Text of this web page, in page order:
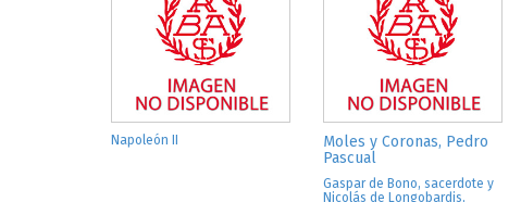
Napoleón II
Moles y Coronas, Pedro
Pascual
Gaspar de Bono, sacerdote y
Nicolás de Longobardis,